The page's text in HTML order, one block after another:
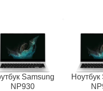
Samsung
NP930
Ноутбук